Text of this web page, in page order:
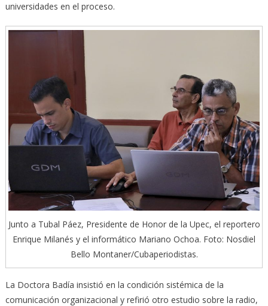
universidades en el proceso.
Junto a Tubal Páez, Presidente de Honor de la Upec, el reportero
Enrique Milanés y el informático Mariano Ochoa. Foto: Nosdiel
Bello Montaner/Cubaperiodistas.
La Doctora Badía insistió en la condición sistémica de la
comunicación organizacional y refirió otro estudio sobre la radio,